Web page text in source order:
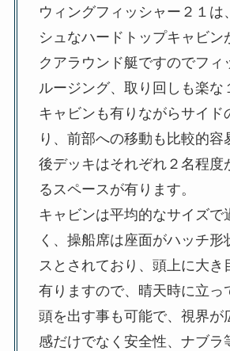
ウィングフィッシャー２１は
シュなハードトップキャビン
クアラウンド艇ですのでフィ
ルージング、取り回しも楽な
キャビンも有りながらサイド
り、前部への移動も比較的容
後デッキはそれぞれ２名程度
るスペースが有ります。
キャビンは平均的なサイズで
く、操船席は座面がハッチ形
スとされており、頭上に大き
有りますので、晴天時に立っ
頭を出す事も可能で、視界が
感だけでなく安全性、ナブラ